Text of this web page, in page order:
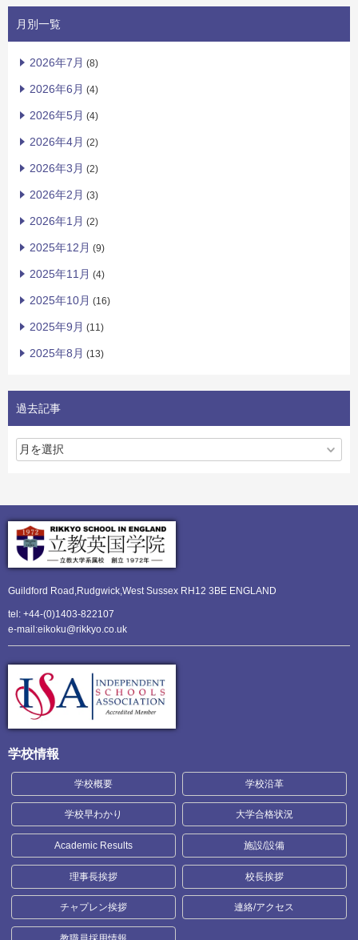
月別一覧
2026年7月 (8)
2026年6月 (4)
2026年5月 (4)
2026年4月 (2)
2026年3月 (2)
2026年2月 (3)
2026年1月 (2)
2025年12月 (9)
2025年11月 (4)
2025年10月 (16)
2025年9月 (11)
2025年8月 (13)
過去記事
Guildford Road,Rudgwick,West Sussex RH12 3BE ENGLAND
tel: +44-(0)1403-822107
e-mail:eikoku@rikkyo.co.uk
学校情報
学校概要 学校沿革
学校早わかり 大学合格状況
Academic Results 施設/設備
理事長挨拶 校長挨拶
チャプレン挨拶 連絡/アクセス